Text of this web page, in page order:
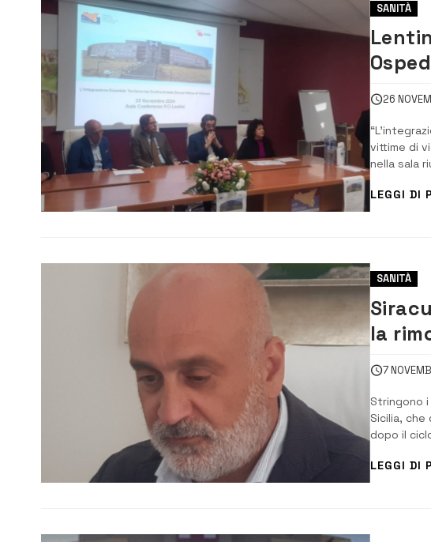
SANITÀ
delle
ne è
26
vittime di
nella sala
Giornata
donne
ETS negli
LEGGI DI
SANITÀ
la
7
Stringono
Sicilia,
dopo il
direttore
comunicato
LEGGI DI